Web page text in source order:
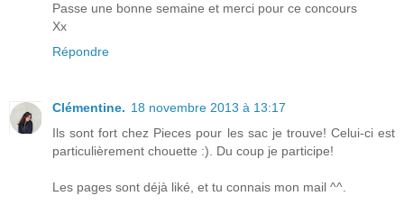
Passe une bonne semaine et merci pour ce concours
Xx
Répondre
Clémentine. 18 novembre 2013 à 13:17
Ils sont fort chez Pieces pour les sac je trouve! Celui-ci est
particulièrement chouette :). Du coup je participe!
Les pages sont déjà liké, et tu connais mon mail ^^.